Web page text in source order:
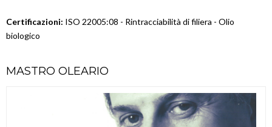
Certificazioni: ISO 22005:08 - Rintracciabilità di filiera - Olio
biologico
MASTRO OLEARIO